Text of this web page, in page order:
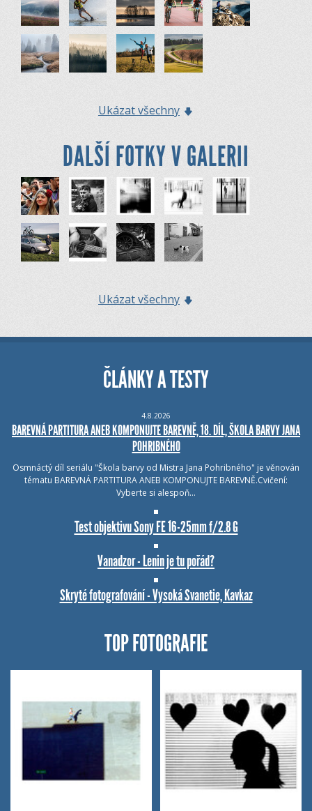
Ukázat všechny
DALŠÍ FOTKY V GALERII
Ukázat všechny
ČLÁNKY A TESTY
4.8.2026
BAREVNÁ PARTITURA ANEB KOMPONUJTE BAREVNĚ, 18. DÍL, ŠKOLA BARVY JANA
POHRIBNÉHO
Osmnáctý díl seriálu "Škola barvy od Mistra Jana Pohribného" je věnován
tématu BAREVNÁ PARTITURA ANEB KOMPONUJTE BAREVNĚ.Cvičení:
Vyberte si alespoň…
Test objektivu Sony FE 16-25mm f/2.8 G
Vanadzor - Lenin je tu pořád?
Skryté fotografování - Vysoká Svanetie, Kavkaz
TOP FOTOGRAFIE